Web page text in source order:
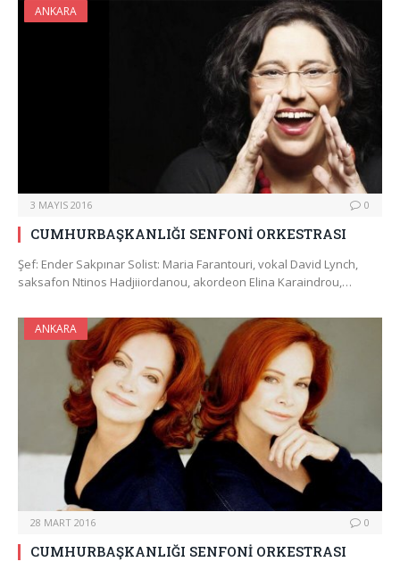
ANKARA
3 MAYIS 2016 0
CUMHURBAŞKANLIĞI SENFONİ ORKESTRASI
Şef: Ender Sakpınar Solist: Maria Farantouri, vokal David Lynch,
saksafon Ntinos Hadjiiordanou, akordeon Elina Karaindrou,…
ANKARA
28 MART 2016 0
CUMHURBAŞKANLIĞI SENFONİ ORKESTRASI